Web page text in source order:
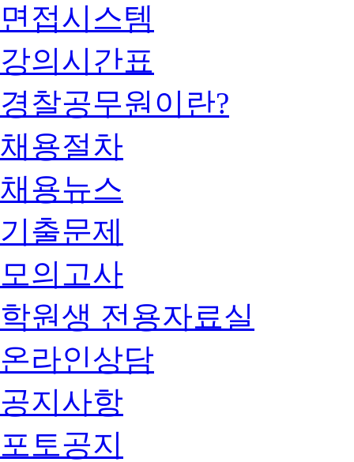
면접시스템
강의시간표
경찰공무원이란?
채용절차
채용뉴스
기출문제
모의고사
학원생 전용자료실
온라인상담
공지사항
포토공지